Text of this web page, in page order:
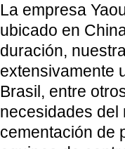
La empresa
ubicado en
duración,
extensivamente
Brasil, entre
necesidades del
cementación de